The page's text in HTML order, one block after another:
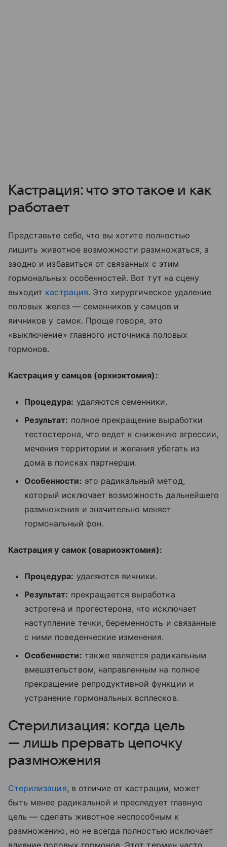
Кастрация: что это такое и как
работает
Представьте себе, что вы хотите полностью
лишить животное возможности размножаться, а
заодно и избавиться от связанных с этим
гормональных особенностей. Вот тут на сцену
выходит кастрация. Это хирургическое удаление
половых желез — семенников у самцов и
яичников у самок. Проще говоря, это
«выключение» главного источника половых
гормонов.
Кастрация у самцов (орхиэктомия):
Процедура: удаляются семенники.
Результат: полное прекращение выработки
тестостерона, что ведет к снижению агрессии,
мечения территории и желания убегать из
дома в поисках партнерши.
Особенности: это радикальный метод,
который исключает возможность дальнейшего
размножения и значительно меняет
гормональный фон.
Кастрация у самок (овариоэктомия):
Процедура: удаляются яичники.
Результат: прекращается выработка
эстрогена и прогестерона, что исключает
наступление течки, беременность и связанные
с ними поведенческие изменения.
Особенности: также является радикальным
вмешательством, направленным на полное
прекращение репродуктивной функции и
устранение гормональных всплесков.
Стерилизация: когда цель
— лишь прервать цепочку
размножения
Стерилизация, в отличие от кастрации, может
быть менее радикальной и преследует главную
цель — сделать животное неспособным к
размножению, но не всегда полностью исключает
влияние половых гормонов. Этот термин часто